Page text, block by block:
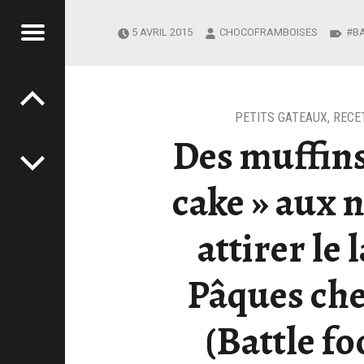
Menu
Des
cake » aux
attirer le
Pâques
(Battle
PETITS GATEAUX,
5 AVRIL 2015 CHOCOFRAMBOISES